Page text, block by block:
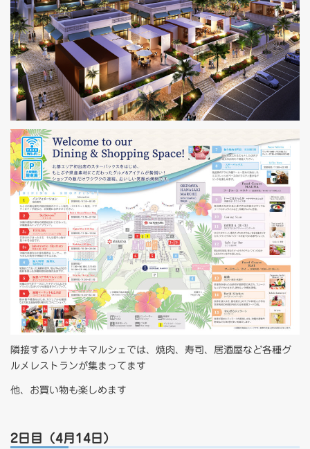
隣接するハナサキマルシェでは、焼肉、寿司、居酒屋など各種グ
ルメレストランが集まってます
他、お買い物も楽しめます
2日目（4月14日）